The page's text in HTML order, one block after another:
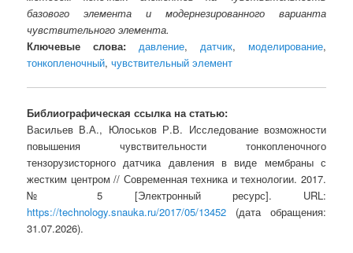
базового элемента и модернезированного варианта
чувствительного элемента.
Ключевые слова:
давление, датчик, моделирование,
тонкопленочный,чувствительный элемент
Библиографическая ссылка на статью:
Васильев В.А., Юлоськов Р.В. Исследование возможности
повышения чувствительности тонкопленочного
тензорузисторного датчика давления в виде мембраны с
жестким центром // Современная техника и технологии. 2017.
№ 5 [Электронный ресурс]. URL:
https://technology.snauka.ru/2017/05/13452 (дата обращения:
31.07.2026).